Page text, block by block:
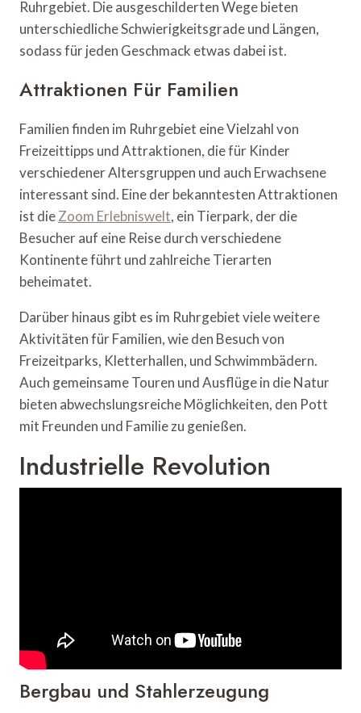
Ruhrgebiet. Die ausgeschilderten Wege bieten
unterschiedliche Schwierigkeitsgrade und Längen,
sodass für jeden Geschmack etwas dabei ist.
Attraktionen Für Familien
Familien finden im Ruhrgebiet eine Vielzahl von
Freizeittipps und Attraktionen, die für Kinder
verschiedener Altersgruppen und auch Erwachsene
interessant sind. Eine der bekanntesten Attraktionen
ist dieZoom Erlebniswelt, ein Tierpark, der die
Besucher auf eine Reise durch verschiedene
Kontinente führt und zahlreiche Tierarten
beheimatet.
Darüber hinaus gibt es im Ruhrgebiet viele weitere
Aktivitäten für Familien, wie den Besuch von
Freizeitparks, Kletterhallen, und Schwimmbädern.
Auch gemeinsame Touren und Ausflüge in die Natur
bieten abwechslungsreiche Möglichkeiten, den Pott
mit Freunden und Familie zu genießen.
Industrielle Revolution
Bergbau und Stahlerzeugung